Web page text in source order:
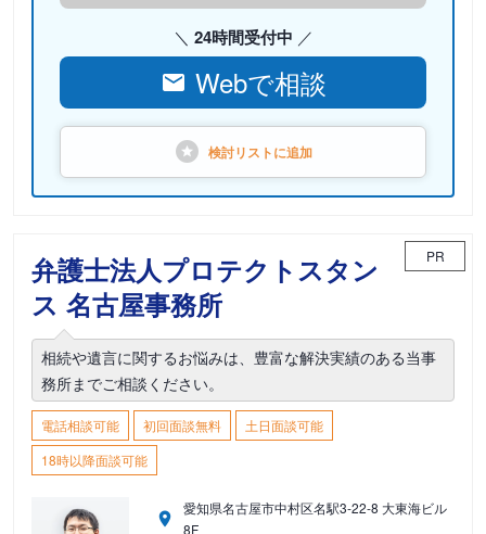
24時間受付中
Webで相談
検討リストに追加
弁護士法人プロテクトスタン
ス 名古屋事務所
PR
相続や遺言に関するお悩みは、豊富な解決実績のある当事
務所までご相談ください。
電話相談可能 初回面談無料
土日面談可能
18時以降面談可能
愛知県名古屋市中村区名駅3-22-8 大東海ビル
8F